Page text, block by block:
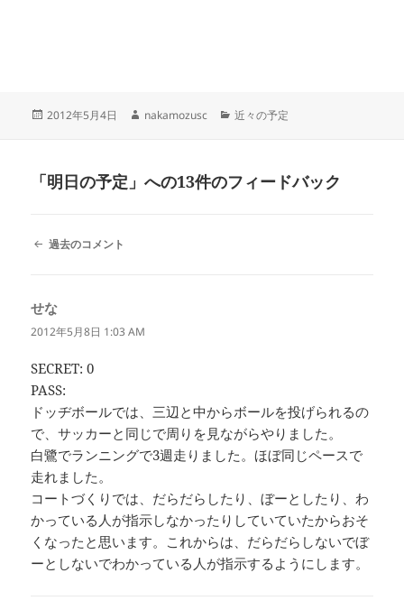
投
2012年5月4日
作
nakamozusc
カ
ー
近々の予定
「明日の予定」への13件のフィードバック
コ
ナ
ビ
ゲ
シ
ョ
ン
過去のコメント
せな
り:
2012年5月8日 1:03 AM
SECRET: 0
PASS:
ドッヂボールでは、三辺と中からボールを投げられるの
で、サッカーと同じで周りを見ながらやりました。
白鷺でランニングで3週走りました。ほぼ同じペースで
走れました。
コートづくりでは、だらだらしたり、ぼーとしたり、わ
かっている人が指示しなかったりしていていたからおそ
くなったと思います。これからは、だらだらしないでぼ
ーとしないでわかっている人が指示するようにします。